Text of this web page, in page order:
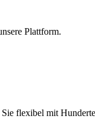
Plattform.
flexibel mit